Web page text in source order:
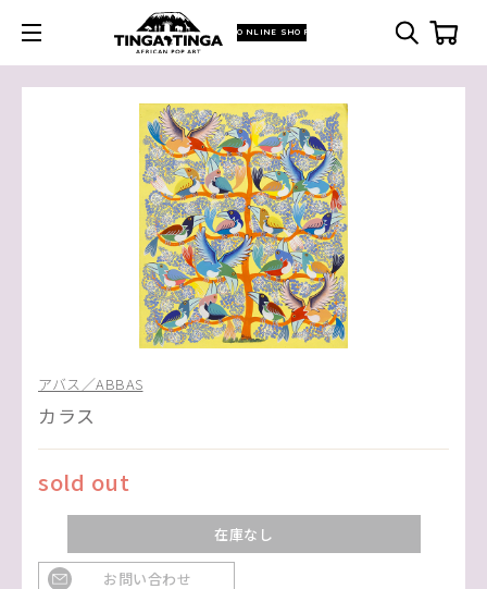
ONLINE SHOP
アバス／ABBAS
カラス
sold out
在庫なし
お問い合わせ